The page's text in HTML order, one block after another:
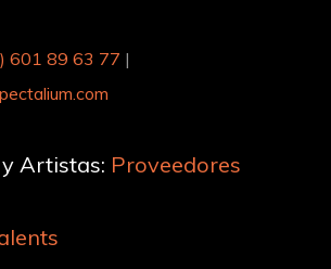
601 89 63 77 |
Artistas: Proveedores